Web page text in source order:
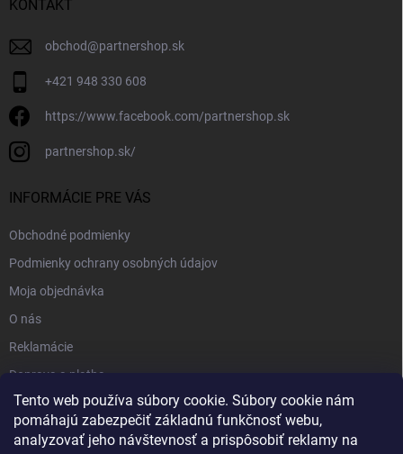
Tento web používa súbory cookie. Súbory cookie nám
pomáhajú zabezpečiť základnú funkčnosť webu,
analyzovať jeho návštevnosť a prispôsobiť reklamy na
KONTAKT
obchod@partnershop.sk
+421 948 330 608
https://www.facebook.com/partnershop.sk
partnershop.sk/
INFORMÁCIE PRE VÁS
Obchodné podmienky
Podmienky ochrany osobných údajov
Moja objednávka
O nás
Reklamácie
Doprava a platba
Kontakt
Blog